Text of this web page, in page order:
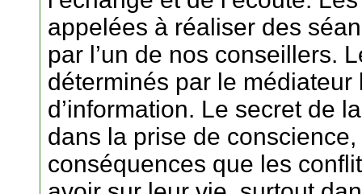
appelées à réaliser des
par l’un de nos conseillers.
déterminés par le
d’information. Le secret de
dans la prise de
conséquences que les